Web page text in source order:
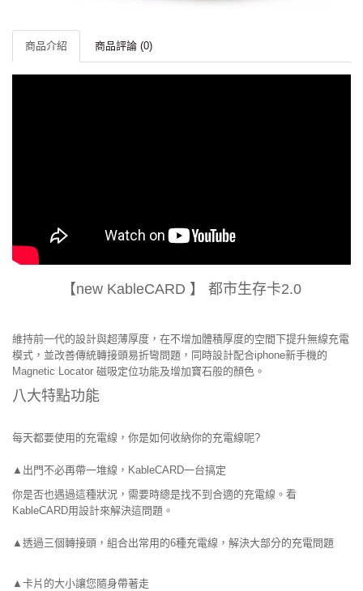
商品介紹 商品評論 (0)
【new KableCARD 】 都市生存卡2.0
維持前一代的設計與超薄厚度，在不增加體積厚度的空間下提升無線充電
模式，並改善傳統轉接頭易折彎問題，同時設計配合iphone新手機的
Magnetic Locator 磁吸定位功能及增加寶石般的顏色。
八大特點功能
每天都要使用的充電線，你是如何收納你的充電線呢?
▲出門不必再帶一堆線，KableCARD一台搞定
你是否也遇過這種狀況，需要時總是找不到合適的充電線。看
KableCARD用設計來解決這問題。
▲透過三個轉接頭，組合出常用的6種充電線，解決大部分的充電問題
▲卡片的大小讓您隨身帶著走